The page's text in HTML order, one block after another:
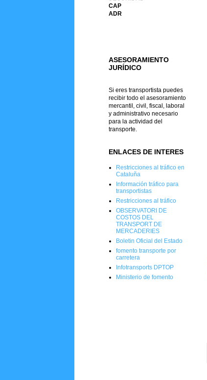
CAP
ADR
ASESORAMIENTO
JURÍDICO
Si eres transportista puedes
recibir todo el asesoramiento
mercantil, civil, fiscal, laboral
y administrativo necesario
para la actividad del
transporte.
ENLACES DE INTERES
Restricciones al tráfico en
Cataluña
Información tráfico para
transportistas
Restricciones al tráfico
OBSERVATORI DE
COSTOS DEL
TRANSPORT DE
MERCADERIES
Boletin Oficial del Estado
fomento transporte por
carretera
Infotransports DPTOP
Ministerio de fomento